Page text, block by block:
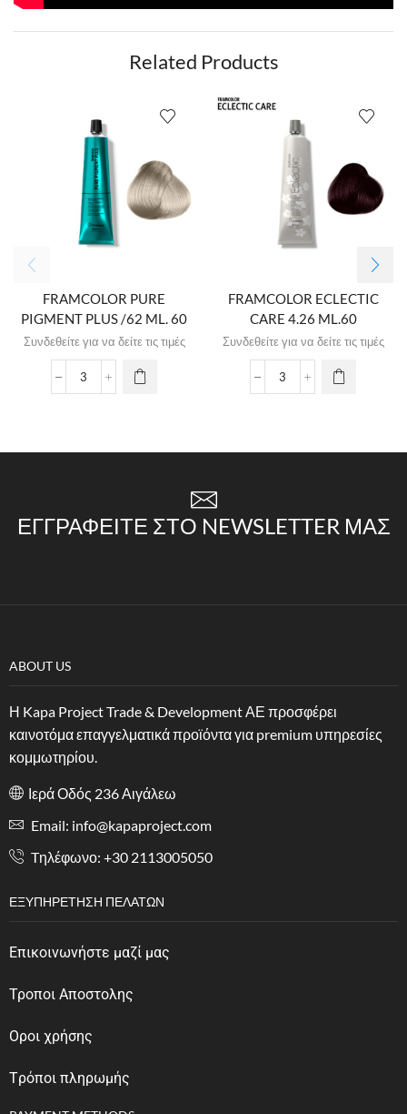
Related Products
FRAMCOLOR PURE
PIGMENT PLUS /62 ML. 60
Συνδεθείτε για να δείτε τις τιμές
FRAMCOLOR ECLECTIC
CARE 4.26 ML.60
Συνδεθείτε για να δείτε τις τιμές
ΕΓΓΡΑΦΕΊΤΕ ΣΤΟ NEWSLETTER ΜΑΣ
ABOUT US
Η Kapa Project Trade & Development ΑΕ προσφέρει
καινοτόμα επαγγελματικά προϊόντα για premium υπηρεσίες
κομμωτηρίου.
Ιερά Οδός 236 Αιγάλεω
Email: info@kapaproject.com
Tηλέφωνο: +30 2113005050
ΕΞΥΠΗΡΈΤΗΣΗ ΠΕΛΑΤΏΝ
Επικοινωνήστε μαζί μας
Τροποι Αποστολης
Οροι χρήσης
Tρόποι πληρωμής